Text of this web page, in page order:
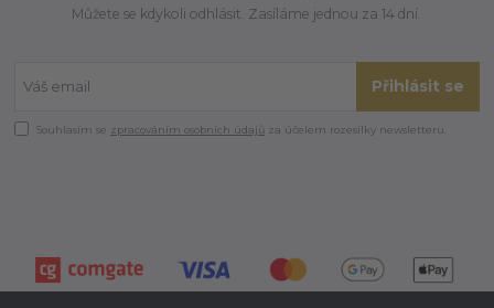
Můžete se kdykoli odhlásit. Zasíláme jednou za 14 dní.
Přihlásit se
Souhlasím se zpracováním osobních údajů za účelem rozesílky newsletteru.